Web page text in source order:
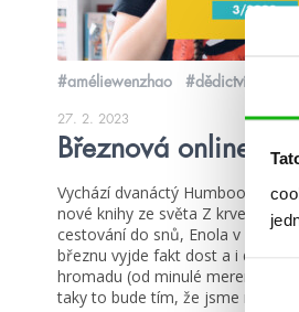
#améliewenzhao #dědictvíkrve
27. 2. 2023
Březnová online
Vychází dvanáctý HumbookTip,
nové knihy ze světa Z krve a
cestování do snů, Enola v
březnu vyjde fakt dost a i dalších
hromadu (od minulé merendy se
taky to bude tím, že jsme